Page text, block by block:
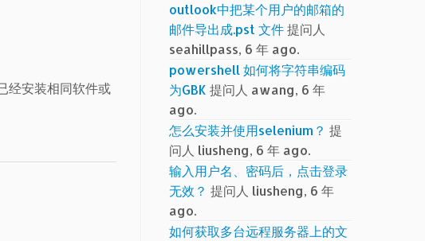
经安装相同软件或
outlook中把某个用户的邮箱的
邮件导出成.pst 文件提问人
seahillpass, 6 年 ago.
powershell 如何将字符串编码
为GBK 提问人 awang, 6 年
ago.
怎么安装并使用selenium？ 提
问人 liusheng, 6 年 ago.
输入用户名、密码后，点击登录
无效？ 提问人 liusheng, 6 年
ago.
如何获取多台远程服务器上的文